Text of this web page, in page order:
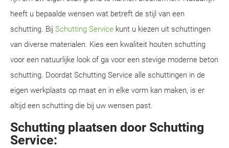
heeft u bepaalde wensen wat betreft de stijl van een
schutting. Bij Schutting Service kunt u kiezen uit schuttingen
van diverse materialen. Kies een kwaliteit houten schutting
voor een natuurlijke look of ga voor een stevige moderne beton
schutting. Doordat Schutting Service alle schuttingen in de
eigen werkplaats op maat en in elke vorm kan maken, is er
altijd een schutting die bij uw wensen past.
Schutting plaatsen door Schutting
Service: